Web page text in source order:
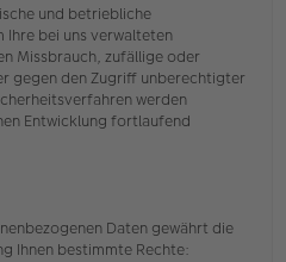
und betriebliche
Ihre bei uns verwalteten
Missbrauch, zufällige oder
gegen den Zugriff unberechtigter
werden
Entwicklung fortlaufend
Daten gewährt die
Ihnen bestimmte Rechte: